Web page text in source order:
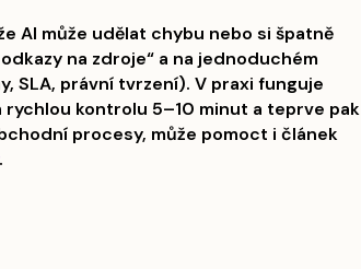
AI může udělat chybu nebo si špatně
na zdroje“ a na jednoduchém
SLA, právní tvrzení). V praxi funguje
kontrolu 5–10 minut a teprve pak
procesy, může pomoct i článek
.